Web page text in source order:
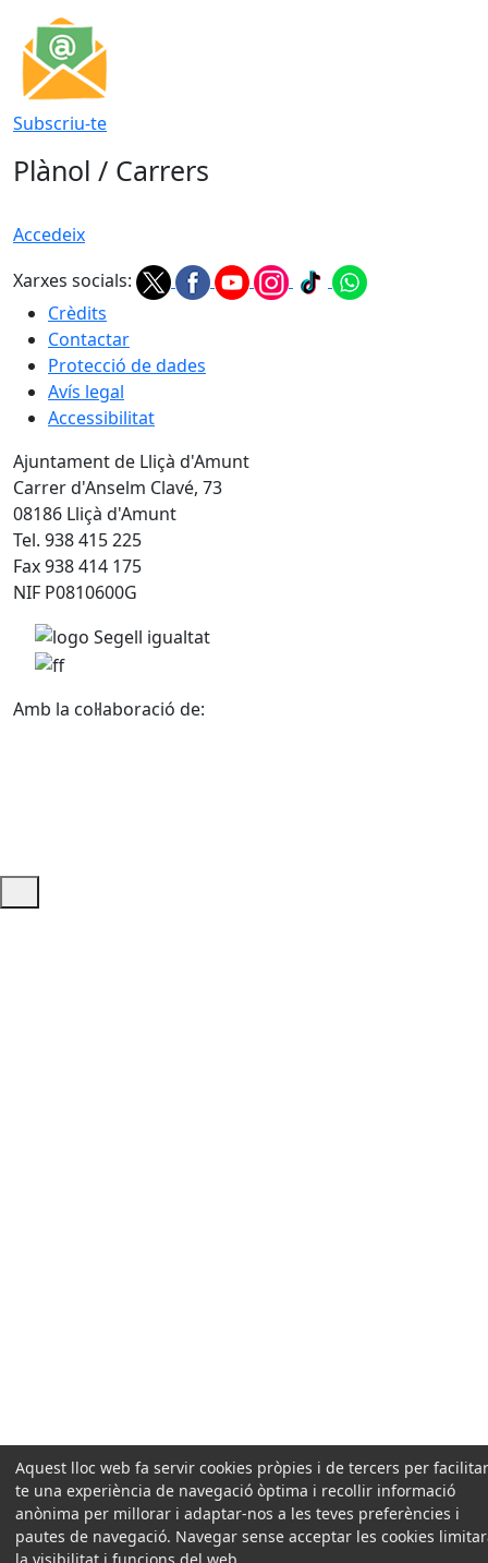
Subscriu-te
Plànol / Carrers
Accedeix
Xarxes socials:
Crèdits
Contactar
Protecció de dades
Avís legal
Accessibilitat
Ajuntament de Lliçà d'Amunt
Carrer d'Anselm Clavé, 73
08186 Lliçà d'Amunt
Tel. 938 415 225
Fax 938 414 175
NIF P0810600G
Amb la col·laboració de:
Aquest lloc web fa servir cookies pròpies i de tercers per
te una experiència de navegació òptima i recollir informació
anònima per millorar i adaptar-nos a les teves preferències i
pautes de navegació. Navegar sense acceptar les cookies